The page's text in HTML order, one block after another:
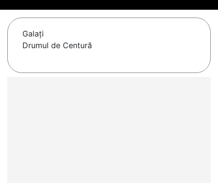
Galaţi
Drumul de Centură